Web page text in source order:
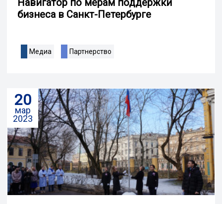
бизнеса в Санкт-Петербурге
Медиа Партнерство
20
мар
2023